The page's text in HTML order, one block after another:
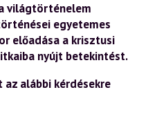
világtörténelem
egyetemes
előadása a krisztusi
nyújt betekintést.
alábbi kérdésekre